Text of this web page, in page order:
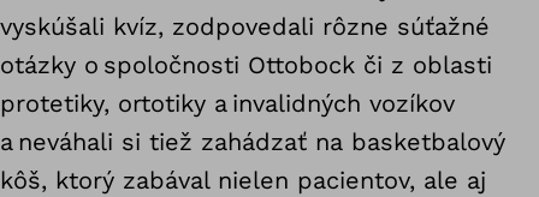
vyskúšali kvíz, zodpovedali rôzne súťažné
otázky o spoločnosti Ottobock či z oblasti
protetiky, ortotiky a invalidných vozíkov
a neváhali si tiež zahádzať na basketbalový
kôš, ktorý zabával nielen pacientov, ale aj